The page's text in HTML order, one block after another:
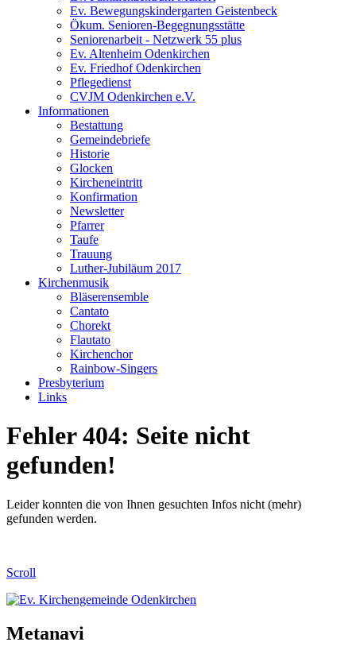
Ev. Bewegungskindergarten Geistenbeck
Ökum. Senioren-Begegnungsstätte
Seniorenarbeit - Netzwerk 55 plus
Ev. Altenheim Odenkirchen
Ev. Friedhof Odenkirchen
Pflegedienst
CVJM Odenkirchen e.V.
Informationen
Bestattung
Gemeindebriefe
Historie
Glocken
Kircheneintritt
Konfirmation
Newsletter
Pfarrer
Taufe
Trauung
Luther-Jubiläum 2017
Kirchenmusik
Bläserensemble
Cantato
Chorekt
Flautato
Kirchenchor
Rainbow-Singers
Presbyterium
Links
Fehler 404: Seite nicht
gefunden!
Leider konnten die von Ihnen gesuchten Infos nicht (mehr)
gefunden werden.
Scroll
Metanavi